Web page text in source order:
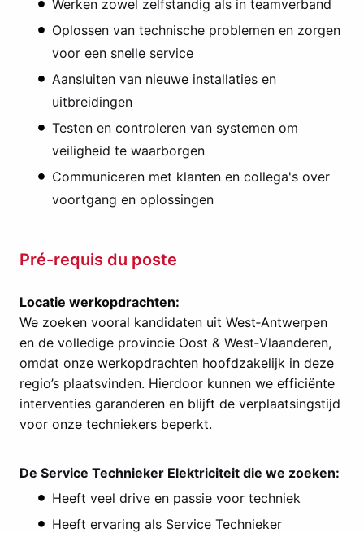
Werken zowel zelfstandig als in teamverband
Oplossen van technische problemen en zorgen
voor een snelle service
Aansluiten van nieuwe installaties en
uitbreidingen
Testen en controleren van systemen om
veiligheid te waarborgen
Communiceren met klanten en collega's over
voortgang en oplossingen
Pré-requis du poste
Locatie werkopdrachten:
We zoeken vooral kandidaten uit West‑Antwerpen
en de volledige provincie Oost & West‑Vlaanderen,
omdat onze werkopdrachten hoofdzakelijk in deze
regio’s plaatsvinden. Hierdoor kunnen we efficiënte
interventies garanderen en blijft de verplaatsingstijd
voor onze techniekers beperkt.
De Service Technieker Elektriciteit die we zoeken:
Heeft veel drive en passie voor techniek
Heeft ervaring als Service Technieker